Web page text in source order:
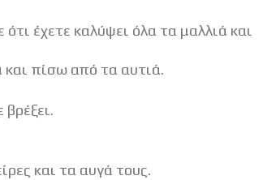
έχετε καλύψει όλα τα μαλλιά και
και πίσω από τα αυτιά.
και τα αυγά τους.